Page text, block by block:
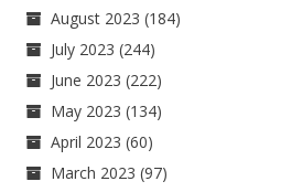
August 2023 (184)
July 2023 (244)
June 2023 (222)
May 2023 (134)
April 2023 (60)
March 2023 (97)